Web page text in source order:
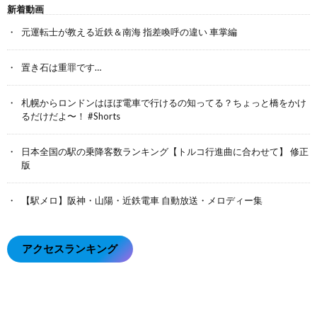
新着動画
元運転士が教える近鉄＆南海 指差喚呼の違い 車掌編
置き石は重罪です…
札幌からロンドンはほぼ電車で行けるの知ってる？ちょっと橋をかけ
るだけだよ〜！ #Shorts
日本全国の駅の乗降客数ランキング【トルコ行進曲に合わせて】 修正
版
【駅メロ】阪神・山陽・近鉄電車 自動放送・メロディー集
アクセスランキング